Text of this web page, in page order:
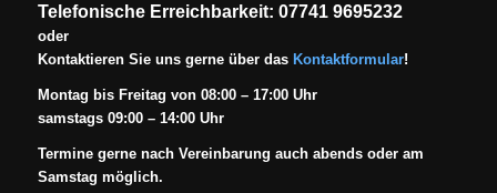
Telefonische Erreichbarkeit: 07741 9695232
oder
Kontaktieren Sie uns gerne über das Kontaktformular!
Montag bis Freitag von 08:00 – 17:00 Uhr
samstags 09:00 – 14:00 Uhr
Termine gerne nach Vereinbarung auch abends oder am
Samstag möglich.